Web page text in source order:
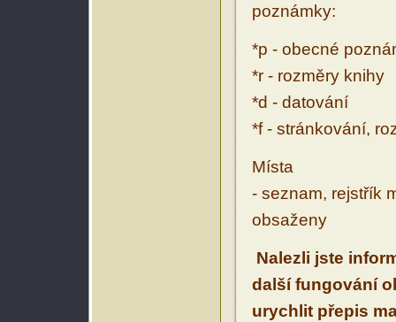
poznámky:
*p - obecné
*r - rozměry knihy
*d - datování
*f - stránkování,
Místa
- seznam, rejstřík
obsaženy
Nalezli jste
další fungování
urychlit přepis